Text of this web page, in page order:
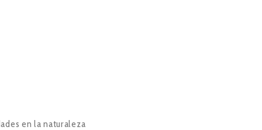
en la naturaleza